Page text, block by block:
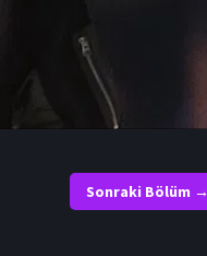
Sonraki Bölüm →